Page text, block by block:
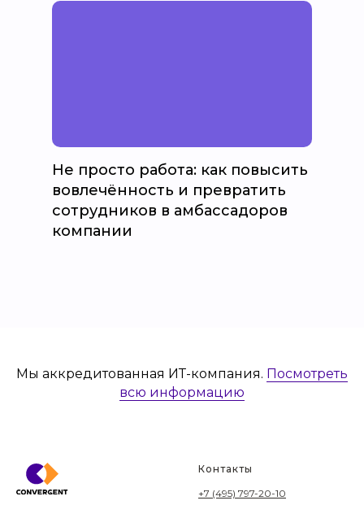
Не просто работа: как повысить
вовлечённость и превратить
сотрудников в амбассадоров
компании
Мы аккредитованная ИТ-компания. Посмотреть
всю информацию
Контакты
+7 (495) 797-20-10